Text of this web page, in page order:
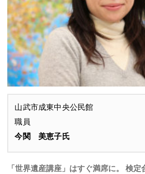
山武市成東中央公民館
職員
今関 美恵子氏
「世界遺産講座」はすぐ満席に。 検